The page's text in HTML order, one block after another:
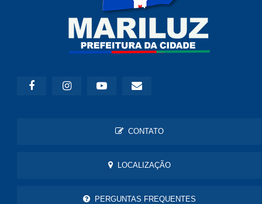
CONTATO
LOCALIZAÇÃO
PERGUNTAS FREQUENTES